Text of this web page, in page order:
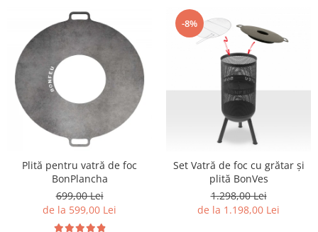
Plită pentru vatră de foc
BonPlancha
699,00 Lei
de la 599,00 Lei
-8%
Set Vatră de foc cu grătar și
plită BonVes
1.298,00 Lei
de la 1.198,00 Lei